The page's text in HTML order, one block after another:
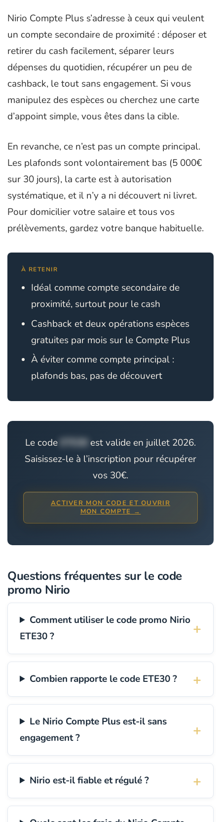
Nirio Compte Plus s’adresse à ceux qui veulent
un compte secondaire de proximité : déposer et
retirer du cash facilement, séparer leurs
dépenses du quotidien, récupérer un peu de
cashback, le tout sans engagement. Si vous
manipulez des espèces ou cherchez une carte
d’appoint simple, vous êtes dans la cible.
En revanche, ce n’est pas un compte principal.
Les plafonds sont volontairement bas (5 000€
sur 30 jours), la carte est à autorisation
systématique, et il n’y a ni découvert ni livret.
Pour domicilier votre salaire et tous vos
prélèvements, gardez votre banque habituelle.
À RETENIR
Idéal comme compte secondaire de
proximité, surtout pour le cash
Cashback et deux opérations espèces
gratuites par mois sur le Compte Plus
À éviter comme compte principal :
plafonds bas, pas de découvert
Le code ETE30 est valide en juillet 2026.
Saisissez-le à l’inscription pour récupérer
vos 30€.
ACTIVER MON CODE ET OUVRIR
MON COMPTE →
Questions fréquentes sur le code
promo Nirio
Comment utiliser le code promo Nirio
ETE30 ?
Combien rapporte le code ETE30 ?
Le Nirio Compte Plus est-il sans
engagement ?
Nirio est-il fiable et régulé ?